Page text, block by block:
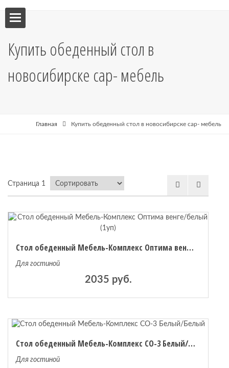
Купить обеденный стол в
новосибирске сар- мебель
Главная Купить обеденный стол в новосибирске сар- мебель
Страница 1
Стол обеденный Мебель-Комплекс Оптима венге/белый (1уп)
Для гостиной
2035 руб.
Стол обеденный Мебель-Комплекс СО-3 Белый/Белый
Для гостиной